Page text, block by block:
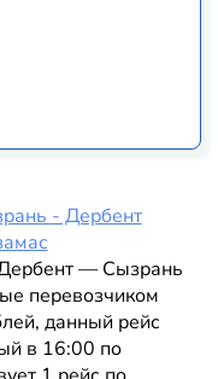
- Дербент
— Сызрань
перевозчиком
данный рейс
в 16:00 по